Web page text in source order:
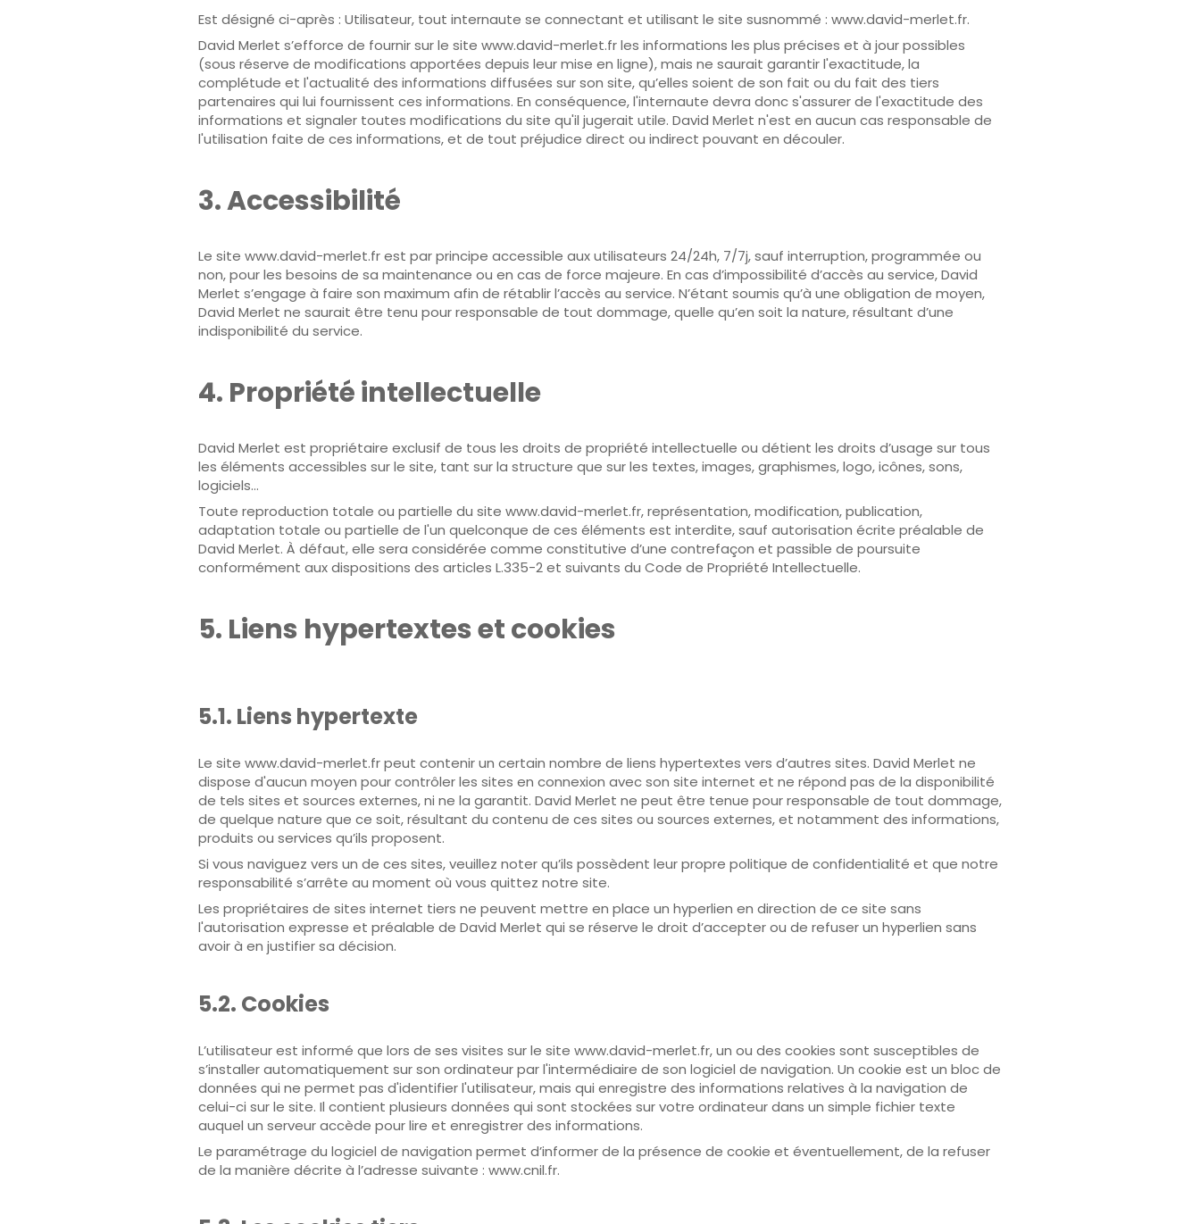
Est désigné ci-après : Utilisateur, tout internaute se connectant et utilisant le site susnommé : www.david-merlet.fr.
David Merlet s’efforce de fournir sur le site www.david-merlet.fr les informations les plus précises et à jour possibles
(sous réserve de modifications apportées depuis leur mise en ligne), mais ne saurait garantir l'exactitude, la
complétude et l'actualité des informations diffusées sur son site, qu’elles soient de son fait ou du fait des tiers
partenaires qui lui fournissent ces informations. En conséquence, l'internaute devra donc s'assurer de l'exactitude des
informations et signaler toutes modifications du site qu'il jugerait utile. David Merlet n'est en aucun cas responsable de
l'utilisation faite de ces informations, et de tout préjudice direct ou indirect pouvant en découler.
3. Accessibilité
Le site www.david-merlet.fr est par principe accessible aux utilisateurs 24/24h, 7/7j, sauf interruption, programmée ou
non, pour les besoins de sa maintenance ou en cas de force majeure. En cas d’impossibilité d’accès au service, David
Merlet s’engage à faire son maximum afin de rétablir l’accès au service. N’étant soumis qu’à une obligation de moyen,
David Merlet ne saurait être tenu pour responsable de tout dommage, quelle qu’en soit la nature, résultant d’une
indisponibilité du service.
4. Propriété intellectuelle
David Merlet est propriétaire exclusif de tous les droits de propriété intellectuelle ou détient les droits d’usage sur tous
les éléments accessibles sur le site, tant sur la structure que sur les textes, images, graphismes, logo, icônes, sons,
logiciels…
Toute reproduction totale ou partielle du site www.david-merlet.fr, représentation, modification, publication,
adaptation totale ou partielle de l'un quelconque de ces éléments est interdite, sauf autorisation écrite préalable de
David Merlet. À défaut, elle sera considérée comme constitutive d’une contrefaçon et passible de poursuite
conformément aux dispositions des articles L.335-2 et suivants du Code de Propriété Intellectuelle.
5. Liens hypertextes et cookies
5.1. Liens hypertexte
Le site www.david-merlet.fr peut contenir un certain nombre de liens hypertextes vers d’autres sites. David Merlet ne
dispose d'aucun moyen pour contrôler les sites en connexion avec son site internet et ne répond pas de la disponibilité
de tels sites et sources externes, ni ne la garantit. David Merlet ne peut être tenue pour responsable de tout dommage,
de quelque nature que ce soit, résultant du contenu de ces sites ou sources externes, et notamment des informations,
produits ou services qu’ils proposent.
Si vous naviguez vers un de ces sites, veuillez noter qu’ils possèdent leur propre politique de confidentialité et que notre
responsabilité s’arrête au moment où vous quittez notre site.
Les propriétaires de sites internet tiers ne peuvent mettre en place un hyperlien en direction de ce site sans
l'autorisation expresse et préalable de David Merlet qui se réserve le droit d’accepter ou de refuser un hyperlien sans
avoir à en justifier sa décision.
5.2. Cookies
L’utilisateur est informé que lors de ses visites sur le site www.david-merlet.fr, un ou des cookies sont susceptibles de
s’installer automatiquement sur son ordinateur par l'intermédiaire de son logiciel de navigation. Un cookie est un bloc de
données qui ne permet pas d'identifier l'utilisateur, mais qui enregistre des informations relatives à la navigation de
celui-ci sur le site. Il contient plusieurs données qui sont stockées sur votre ordinateur dans un simple fichier texte
auquel un serveur accède pour lire et enregistrer des informations.
Le paramétrage du logiciel de navigation permet d’informer de la présence de cookie et éventuellement, de la refuser
de la manière décrite à l’adresse suivante : www.cnil.fr.